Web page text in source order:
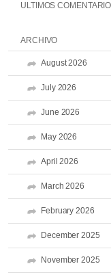
ULTIMOS
ARCHIVO
August 2026
July 2026
June 2026
May 2026
April 2026
March 2026
February 2026
December 2025
November 2025